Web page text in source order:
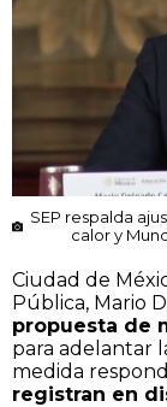
SEP respalda
calor y
Ciudad de
Pública, Mario
propuesta de
para adelantar
medida
registran en